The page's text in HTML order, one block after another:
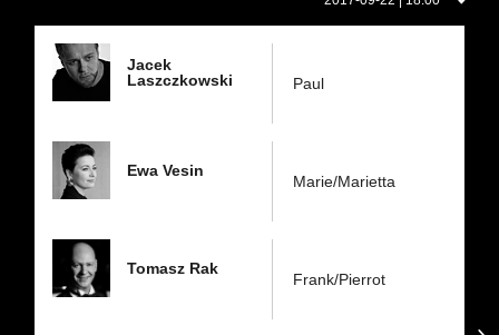
dniu:
Jacek
Laszczkowski
Paul
Ewa Vesin
Marie/Marietta
Tomasz Rak
Frank/Pierrot